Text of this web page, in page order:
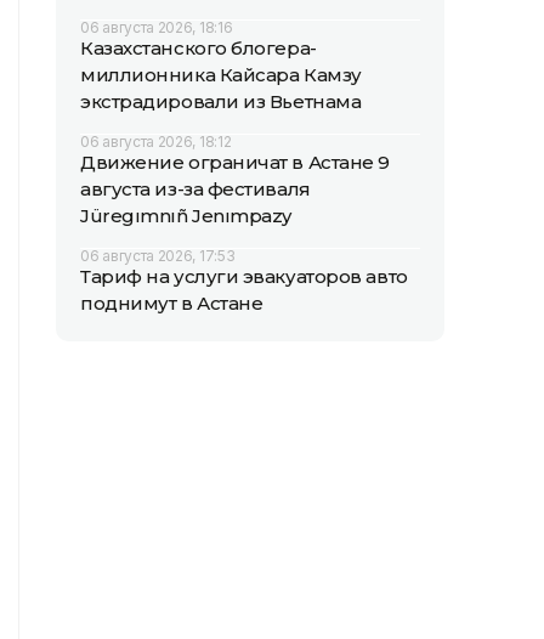
06 августа 2026, 18:16
Казахстанского блогера-
миллионника Кайсара Камзу
экстрадировали из Вьетнама
06 августа 2026, 18:12
Движение ограничат в Астане 9
августа из-за фестиваля
Jüregımnıñ Jenımpazy
06 августа 2026, 17:53
Тариф на услуги эвакуаторов авто
поднимут в Астане